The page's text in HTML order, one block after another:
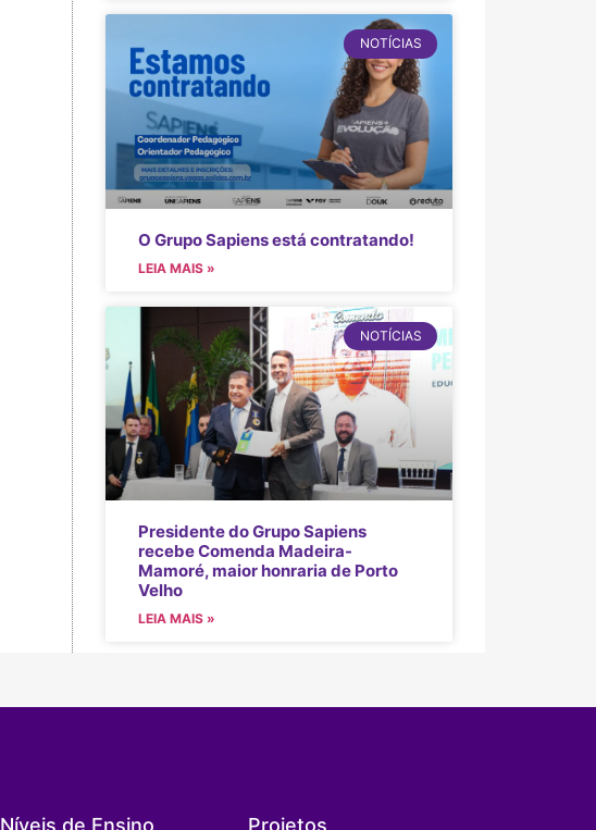
NOTÍCIAS
O Grupo Sapiens está contratando!
LEIA MAIS »
NOTÍCIAS
Presidente do Grupo Sapiens
recebe Comenda Madeira-
Mamoré, maior honraria de Porto
Velho
LEIA MAIS »